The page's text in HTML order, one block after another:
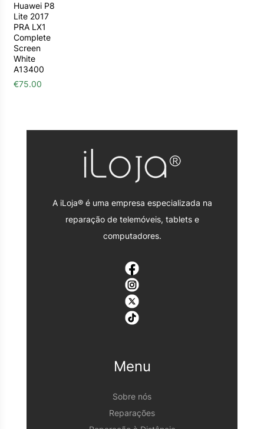
Huawei P8
Lite 2017
PRA LX1
Complete
Screen
White
A13400
€75.00
A iLoja® é uma empresa especializada na
reparação de telemóveis, tablets e
computadores.
Menu
Sobre nós
Reparações